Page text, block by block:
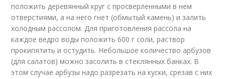
‎положить деревянный круг с просверленными в нем
отверстиями, а на ‎него гнет (обмытый камень) и залить
холодным рассолом. Для пригото‎вления рассола на
каждое ведро воды положить 600 г соли, раствор
‎прокипятить и остудить. Небольшое количество арбузов
(для салатов) ‎можно засолить в стеклянных банках. В
этом случае арбузы надо разре‎зать на куски, срезав с них